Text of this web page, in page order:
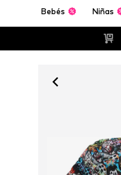
Bebés Niñas